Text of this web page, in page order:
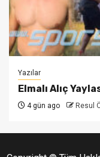
Yazılar
Elmalı Alıç
4 gün ago Resul